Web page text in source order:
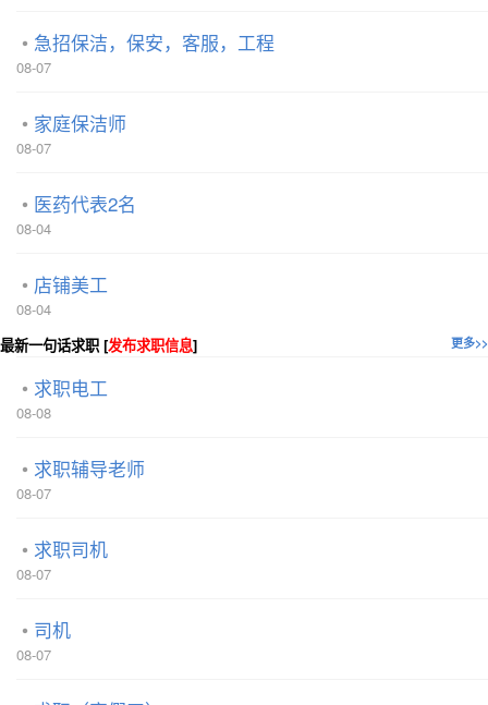
急招保洁，保安，客服，工程
08-07
家庭保洁师
08-07
医药代表2名
08-04
店铺美工
08-04
更多>>
最新一句话求职 [发布求职信息]
求职电工
08-08
求职辅导老师
08-07
求职司机
08-07
司机
08-07